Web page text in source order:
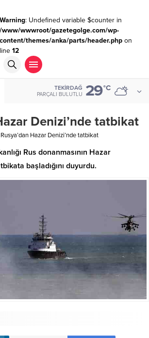
Warning: Undefined variable $counter in
/www/wwwroot/gazetegolge.com/wp-
content/themes/anka/parts/header.phpon
line 12
TEKIRDAĞ
PARÇALI BULUTLU 29°C
Denizi’nde tatbikat
Rusya’dan Hazar Denizi’nde tatbikat
Rus donanmasının Hazar
başladığını duyurdu.